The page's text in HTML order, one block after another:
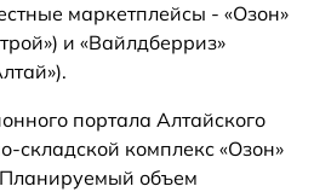
маркетплейсы - «Озон»
и «Вайлдберриз»
портала Алтайского
складской комплекс «Озон»
объем